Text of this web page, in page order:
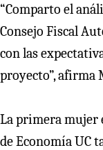
“Comparto el
Consejo Fiscal
con las
proyecto”, afirma
La primera
de Economía UC